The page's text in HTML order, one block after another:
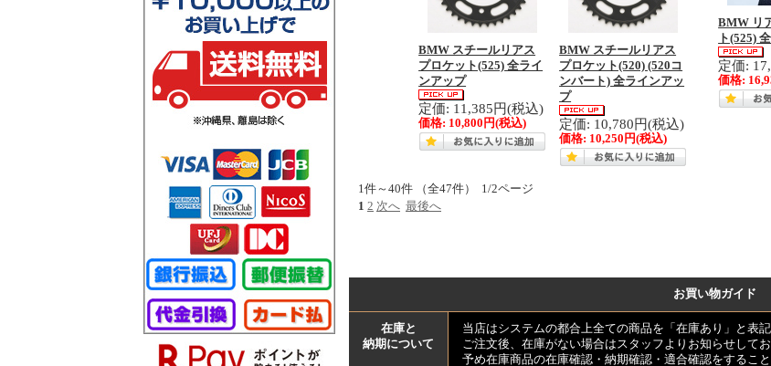
BMW スチールリアス
プロケット(525) 全ライ
ンアップ
定価: 11,385円(税込)
価格: 10,800円(税込)
BMW スチールリアス
プロケット(520) (520コ
ンバート) 全ラインアッ
プ
定価: 10,780円(税込)
価格: 10,250円(税込)
BMW リ
ト(525)
定価:
価格:
1件～40件 （全47件） 1/2ページ
1 2 次へ 最後へ
お買い物ガイド
在庫と
納期について
当店はシステムの都合上全ての商品を「在庫あり」と表記
ご注文後、在庫がない場合はスタッフよりお知らせしてお
予め在庫商品の在庫確認・納期確認・適合確認をするこ